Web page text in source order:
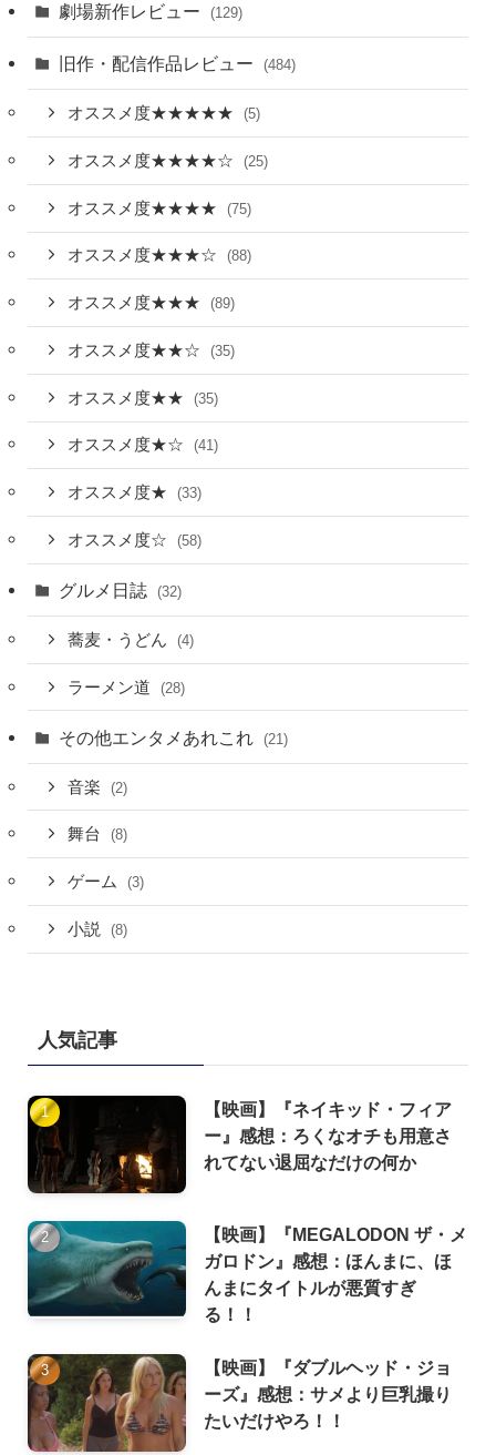
劇場新作レビュー (129)
旧作・配信作品レビュー (484)
オススメ度★★★★★ (5)
オススメ度★★★★☆ (25)
オススメ度★★★★ (75)
オススメ度★★★☆ (88)
オススメ度★★★ (89)
オススメ度★★☆ (35)
オススメ度★★ (35)
オススメ度★☆ (41)
オススメ度★ (33)
オススメ度☆ (58)
グルメ日誌 (32)
蕎麦・うどん (4)
ラーメン道 (28)
その他エンタメあれこれ (21)
音楽 (2)
舞台 (8)
ゲーム (3)
小説 (8)
人気記事
【映画】『ネイキッド・フィア
ー』感想：ろくなオチも用意さ
れてない退屈なだけの何か
【映画】『MEGALODON ザ・メ
ガロドン』感想：ほんまに、ほ
んまにタイトルが悪質すぎ
る！！
【映画】『ダブルヘッド・ジョ
ーズ』感想：サメより巨乳撮り
たいだけやろ！！